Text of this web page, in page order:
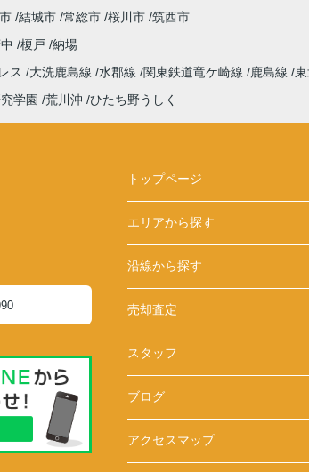
結城市 常総市 桜川市 筑西市
榎戸 納場
ス 大洗鹿島線 水郡線 関東鉄道竜ケ崎線 鹿島線
学園 荒川沖 ひたち野うしく
トップページ
エリアから探す
沿線から探す
売却査定
スタッフ
ブログ
アクセスマップ